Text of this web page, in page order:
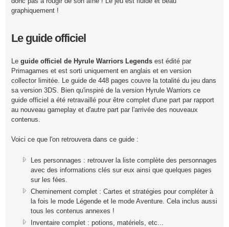
graphiquement !
Le guide officiel
Le guide officiel de Hyrule Warriors Legends est édité par
Primagames et est sorti uniquement en anglais et en version
collector limitée. Le guide de 448 pages couvre la totalité du jeu dans
sa version 3DS. Bien qu'inspiré de la version Hyrule Warriors ce
guide officiel a été retravaillé pour être complet d'une part par rapport
au nouveau gameplay et d'autre part par l'arrivée des nouveaux
contenus.
Voici ce que l'on retrouvera dans ce guide :
Les personnages : retrouver la liste complète des personnages
avec des informations clés sur eux ainsi que quelques pages
sur les fées.
Cheminement complet : Cartes et stratégies pour compléter à
la fois le mode Légende et le mode Aventure. Cela inclus aussi
tous les contenus annexes !
Inventaire complet : potions, matériels, etc...